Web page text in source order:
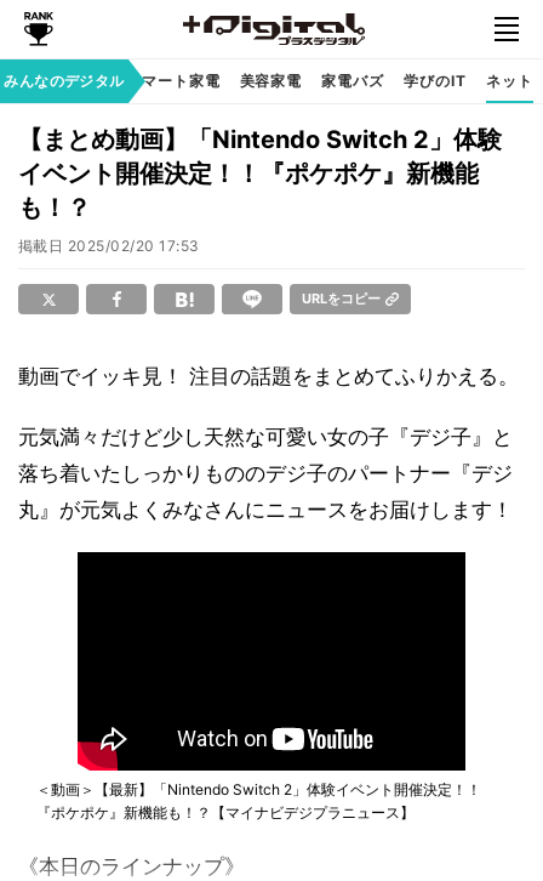
みんなのデジタル
族のデジタル スマート家電 美容家電 家電バズ 学びのIT ネット
【まとめ動画】「Nintendo Switch 2」体験
イベント開催決定！！『ポケポケ』新機能
も！？
掲載日 2025/02/20 17:53
URLをコピー
動画でイッキ見！ 注目の話題をまとめてふりかえる。
元気満々だけど少し天然な可愛い女の子『デジ子』と
落ち着いたしっかりもののデジ子のパートナー『デジ
丸』が元気よくみなさんにニュースをお届けします！
＜動画＞【最新】「Nintendo Switch 2」体験イベント開催決定！！
『ポケポケ』新機能も！？【マイナビデジプラニュース】
《本日のラインナップ》